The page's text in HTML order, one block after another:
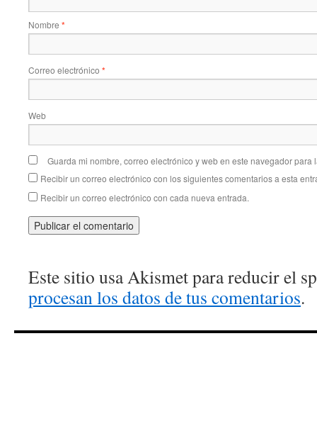
Nombre *
Correo electrónico *
Web
Guarda mi nombre, correo electrónico y web en este navegador para
Recibir un correo electrónico con los siguientes comentarios a esta
Recibir un correo electrónico con cada nueva entrada.
Este sitio usa Akismet para reducir el
procesan los datos de tus comentarios.